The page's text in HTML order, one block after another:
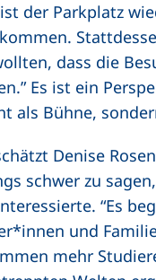
der Parkplatz
dass die
Es ist ein
als Bühne,
Denise
schwer zu
“Es
und
mehr